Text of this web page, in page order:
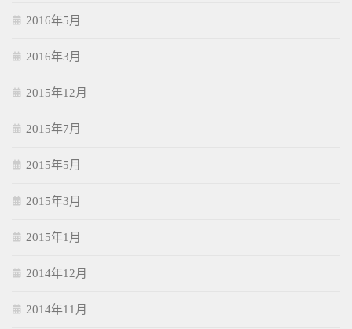
2016年5月
2016年3月
2015年12月
2015年7月
2015年5月
2015年3月
2015年1月
2014年12月
2014年11月